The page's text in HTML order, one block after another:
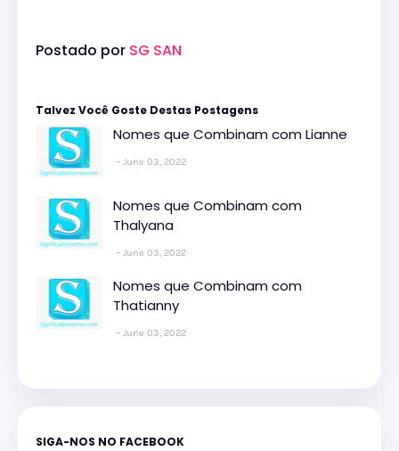
Postado por SG SAN
Talvez Você Goste Destas Postagens
Nomes que Combinam com Lianne
June 03, 2022
Nomes que Combinam com
Thalyana
June 03, 2022
Nomes que Combinam com
Thatianny
June 03, 2022
SIGA-NOS NO FACEBOOK